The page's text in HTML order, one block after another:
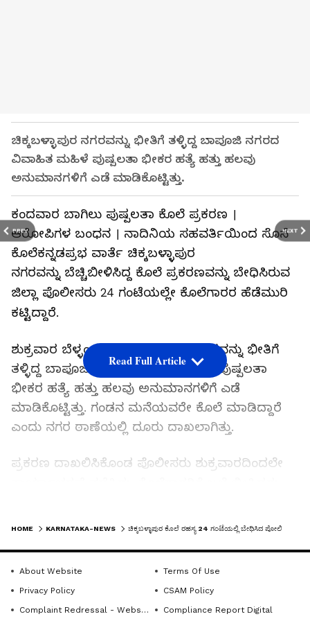
PREV NEXT
ಚಿಕ್ಕಬಳ್ಳಾಪುರ ನಗರವನ್ನು ಭೀತಿಗೆ ತಳ್ಳಿದ್ದ ಬಾಪೂಜಿ ನಗರದ
ವಿವಾಹಿತ ಮಹಿಳೆ ಪುಷ್ಪಲತಾ ಭೀಕರ ಹತ್ಯೆ ಹತ್ತು ಹಲವು
ಅನುಮಾನಗಳಿಗೆ ಎಡೆ ಮಾಡಿಕೊಟ್ಟಿತ್ತು.
ಕಂದವಾರ ಬಾಗಿಲು ಪುಷ್ಪಲತಾ ಕೊಲೆ ಪ್ರಕರಣ ।
ಆರೋಪಿಗಳ ಬಂಧನ । ನಾದಿನಿಯ ಸಹವರ್ತಿಯಿಂದ ಸೊಸೆ
ಕೊಲೆಕನ್ನಡಪ್ರಭ ವಾರ್ತೆ ಚಿಕ್ಕಬಳ್ಳಾಪುರ
ನಗರವನ್ನು ಬೆಚ್ಚಿಬೀಳಿಸಿದ್ದ ಕೊಲೆ ಪ್ರಕರಣವನ್ನು ಬೇಧಿಸಿರುವ
ಜಿಲ್ಲಾ ಪೊಲೀಸರು 24 ಗಂಟೆಯಲ್ಲೇ ಕೊಲೆಗಾರರ ಹೆಡೆಮುರಿ
ಕಟ್ಟಿದ್ದಾರೆ.
ಶುಕ್ರವಾರ ಬೆಳ್ಳಂಬೆಳಗ್ಗೆ ಚಿಕ್ಕಬಳ್ಳಾಪುರ ನಗರವನ್ನು ಭೀತಿಗೆ
ತಳ್ಳಿದ್ದ ಬಾಪೂಜಿ ನಗರದ ವಿವಾಹಿತ ಮಹಿಳೆ ಪುಷ್ಪಲತಾ
ಭೀಕರ ಹತ್ಯೆ ಹತ್ತು ಹಲವು ಅನುಮಾನಗಳಿಗೆ ಎಡೆ
ಮಾಡಿಕೊಟ್ಟಿತ್ತು. ಗಂಡನ ಮನೆಯವರೇ ಕೊಲೆ ಮಾಡಿದ್ದಾರೆ
ಎಂದು ನಗರ ಠಾಣೆಯಲ್ಲಿ ದೂರು ದಾಖಲಾಗಿತ್ತು.
ಪ್ರಕರಣ ದಾಖಲಿಸಿಕೊಂಡ ಪೊಲೀಸರು ಶುಕ್ರವಾರದಿಂದಲೇ
ಕಾಡ್ಗಿಚ್ಚಿನಂತೆ ಹಬ್ಬಿ ಕೊಲೆಯಾದ ಮನೆಯ ಸುತ್ತ ಜನ
Read Full Article
HOME KARNATAKA-NEWS
About Website
Terms Of Use
Privacy Policy
CSAM Policy
Complaint Redressal - Website
Compliance Report Digital